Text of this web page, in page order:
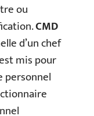
ou
CMD
d’un chef
mis pour
personnel